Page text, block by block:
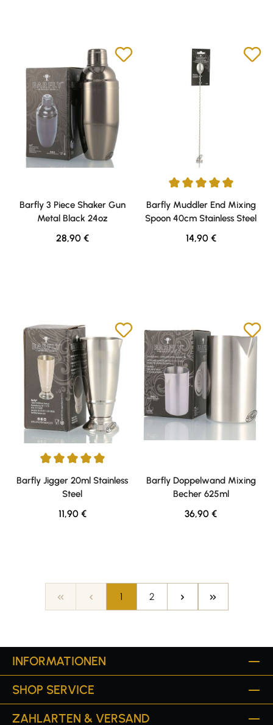
Barfly 3 Piece Shaker Gun
Metal Black 24oz
Regulärer Preis:
28,90 €
Durchschnittliche Bewertung
Barfly Muddler End Mixing
Spoon 40cm Stainless Steel
Regulärer Preis:
14,90 €
Durchschnittliche Bewertung von 5 von 5 Sternen
Barfly Jigger 20ml Stainless
Steel
Regulärer Preis:
11,90 €
Barfly Doppelwand Mixing
Becher 625ml
Regulärer Preis:
36,90 €
Seite
1 Seite
2
INFORMATIONEN
SHOP SERVICE
ZAHLARTEN & VERSAND